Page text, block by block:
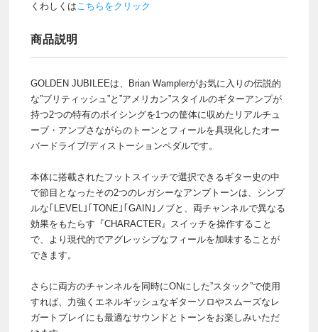
くわしくはこちらをクリック
商品説明
GOLDEN JUBILEEは、Brian Wamplerがお気に入りの伝説的
な”ブリティッシュ”と”アメリカン”スタイルのギターアンプが
持つ2つの特有のボイシングを1つの筐体に収めたリアルチュ
ーブ・アンプさながらのトーンとフィールを具現化したオー
バードライブ/ディストーションペダルです。
本体に搭載されたフットスイッチで選択できるギター史の中
で節目となったその2つのレガシーなアンプトーンは、シンプ
ルな｢LEVEL｣｢TONE｣｢GAIN｣ノブと、両チャンネルで異なる
効果をもたらす『CHARACTER』スイッチを操作すること
で、より現代的でアグレッシブなフィールを加味することが
できます。
さらに両方のチャンネルを同時にONにした”スタック”で使用
すれば、力強くエネルギッシュなギターソロやスムーズなレ
ガートプレイにも最適なサウンドとトーンをお楽しみいただ